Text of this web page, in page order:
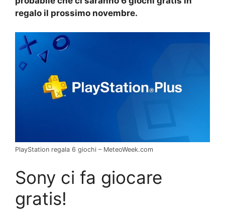
regalo il prossimo novembre.
PlayStation regala 6 giochi – MeteoWeek.com
Sony ci fa giocare
gratis!